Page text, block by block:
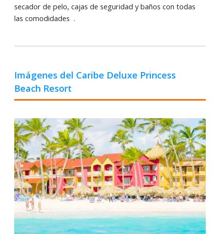
secador de pelo, cajas de seguridad y baños con todas
las comodidades .
Imágenes del Caribe Deluxe Princess
Beach Resort